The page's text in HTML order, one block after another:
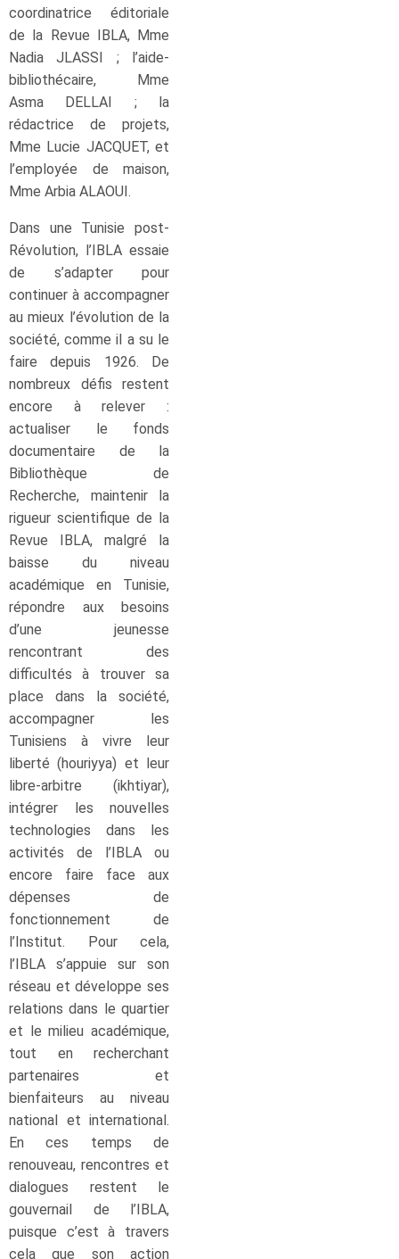
coordinatrice éditoriale
de la Revue IBLA, Mme
Nadia JLASSI ; l’aide-
bibliothécaire, Mme
Asma DELLAI ; la
rédactrice de projets,
Mme Lucie JACQUET, et
l’employée de maison,
Mme Arbia ALAOUI.
Dans une Tunisie post-
Révolution, l’IBLA essaie
de s’adapter pour
continuer à accompagner
au mieux l’évolution de la
société, comme il a su le
faire depuis 1926. De
nombreux défis restent
encore à relever :
actualiser le fonds
documentaire de la
Bibliothèque de
Recherche, maintenir la
rigueur scientifique de la
Revue IBLA, malgré la
baisse du niveau
académique en Tunisie,
répondre aux besoins
d’une jeunesse
rencontrant des
difficultés à trouver sa
place dans la société,
accompagner les
Tunisiens à vivre leur
liberté (houriyya) et leur
libre-arbitre (ikhtiyar),
intégrer les nouvelles
technologies dans les
activités de l’IBLA ou
encore faire face aux
dépenses de
fonctionnement de
l’Institut. Pour cela,
l’IBLA s’appuie sur son
réseau et développe ses
relations dans le quartier
et le milieu académique,
tout en recherchant
partenaires et
bienfaiteurs au niveau
national et international.
En ces temps de
renouveau, rencontres et
dialogues restent le
gouvernail de l’IBLA,
puisque c’est à travers
cela que son action